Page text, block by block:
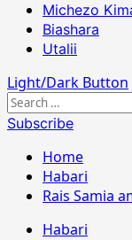
Michezo
Biashara
Utalii
Light/Dark Button
Search
for:
Subscribe
Home
Habari
Rais Samia
Habari